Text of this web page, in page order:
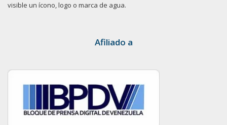
visible un ícono, logo o marca de agua.
Afiliado a